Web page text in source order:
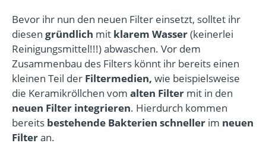
Bevor ihr nun den neuen Filter einsetzt, solltet ihr
diesen gründlich mit klarem Wasser(keinerlei
Reinigungsmittel!!!) abwaschen. Vor dem
Zusammenbau des Filters könnt ihr bereits einen
kleinen Teil der Filtermedien, wie beispielsweise
die Keramikröllchen vom alten Filter mit in den
neuen Filter integrieren. Hierdurch kommen
bereits bestehende Bakterien schneller im neuen
Filteran.